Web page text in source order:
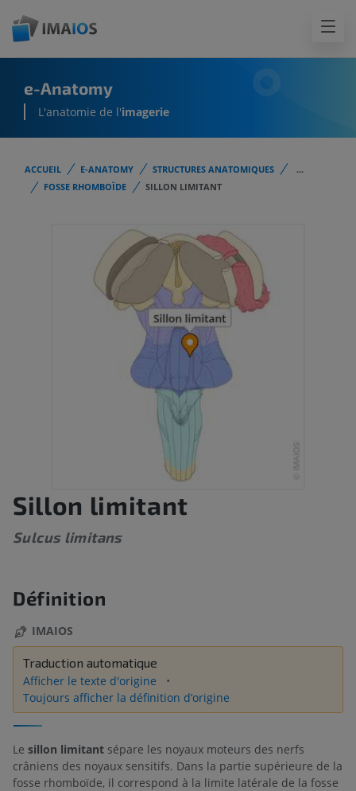
e-Anatomy
L'anatomie de l'imagerie
ACCUEIL E-ANATOMY STRUCTURES ANATOMIQUES
...
FOSSE RHOMBOÏDE
SILLON LIMITANT
Sillon limitant
Sulcus limitans
Définition
IMAIOS
Traduction automatique
Afficher le texte d'origine
Toujours afficher la définition d’origine
Le sillon limitant sépare les noyaux moteurs des nerfs
crâniens des noyaux sensitifs. Dans la partie supérieure de la
fosse rhomboïde, il correspond à la limite latérale de la fosse